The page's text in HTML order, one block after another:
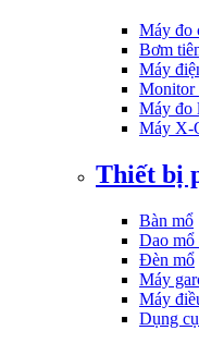
Máy đo
Bơm
Máy
Monitor
Máy đo
Máy X-
Thiết bị
Bàn mổ
Dao mổ
Đèn mổ
Máy
Máy
Dụng